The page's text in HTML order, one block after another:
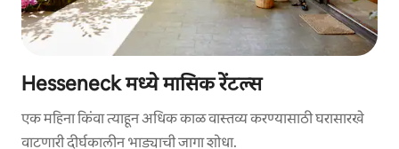
Hesseneck मध्ये मासिक रेंटल्स
एक महिना किंवा त्याहून अधिक काळ वास्तव्य करण्यासाठी घरासारखे
वाटणारी दीर्घकालीन भाड्याची जागा शोधा.